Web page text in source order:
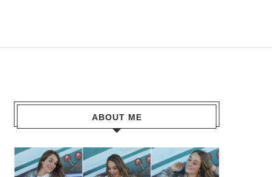
ABOUT ME